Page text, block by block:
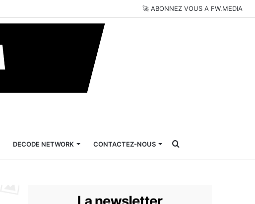
🚀 ABONNEZ VOUS A FW.MEDIA
DECODE NETWORK CONTACTEZ-NOUS Rechercher